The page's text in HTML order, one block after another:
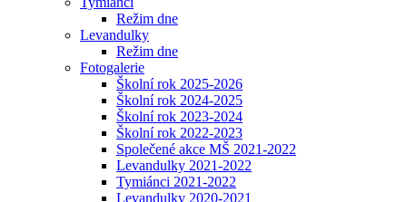
Režim dne
Levandulky
Režim dne
Fotogalerie
Školní rok 2025-2026
Školní rok 2024-2025
Školní rok 2023-2024
Školní rok 2022-2023
Společené akce MŠ 2021-2022
Levandulky 2021-2022
Tymiánci 2021-2022
Levandulky 2020-2021